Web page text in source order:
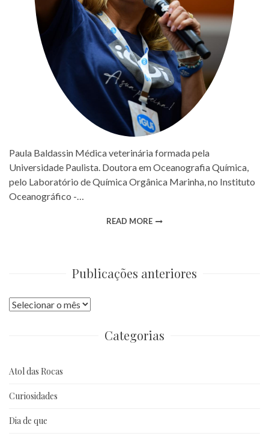
Paula Baldassin Médica veterinária formada pela
Universidade Paulista. Doutora em Oceanografia Química,
pelo Laboratório de Química Orgânica Marinha, no Instituto
Oceanográfico -…
READ MORE
Publicações anteriores
Publicações
Categorias
Atol das Rocas
Curiosidades
Dia de que